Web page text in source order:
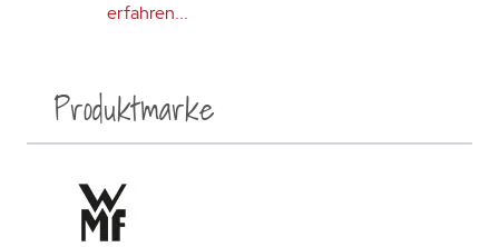
erfahren...
Produktmarke